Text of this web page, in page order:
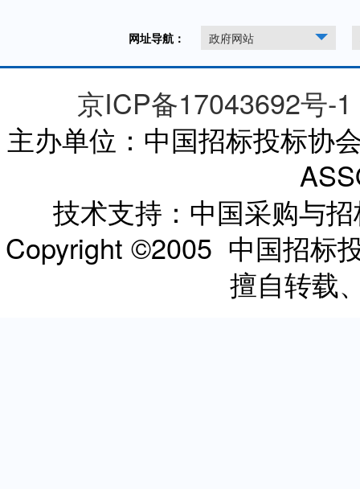
网址导航： 政府网站
京ICP备17043692号-1
主办单位：中国招标投标协
技术支持：中国采购与
Copyright ©2005 中国招标
擅自转载